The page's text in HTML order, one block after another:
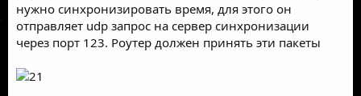
нужно синхронизировать время, для этого он
отправляет udp запрос на сервер синхронизации
через порт 123. Роутер должен принять эти пакеты